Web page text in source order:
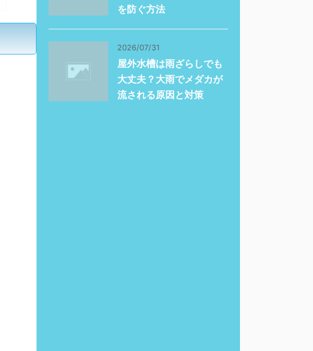
を防ぐ方法
2026/07/31
屋外水槽は雨ざらしでも
大丈夫？大雨でメダカが
流される原因と対策